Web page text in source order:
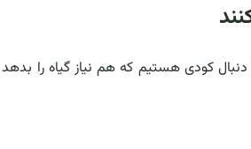
دنبال کودی هستیم که هم نیاز گیاه را